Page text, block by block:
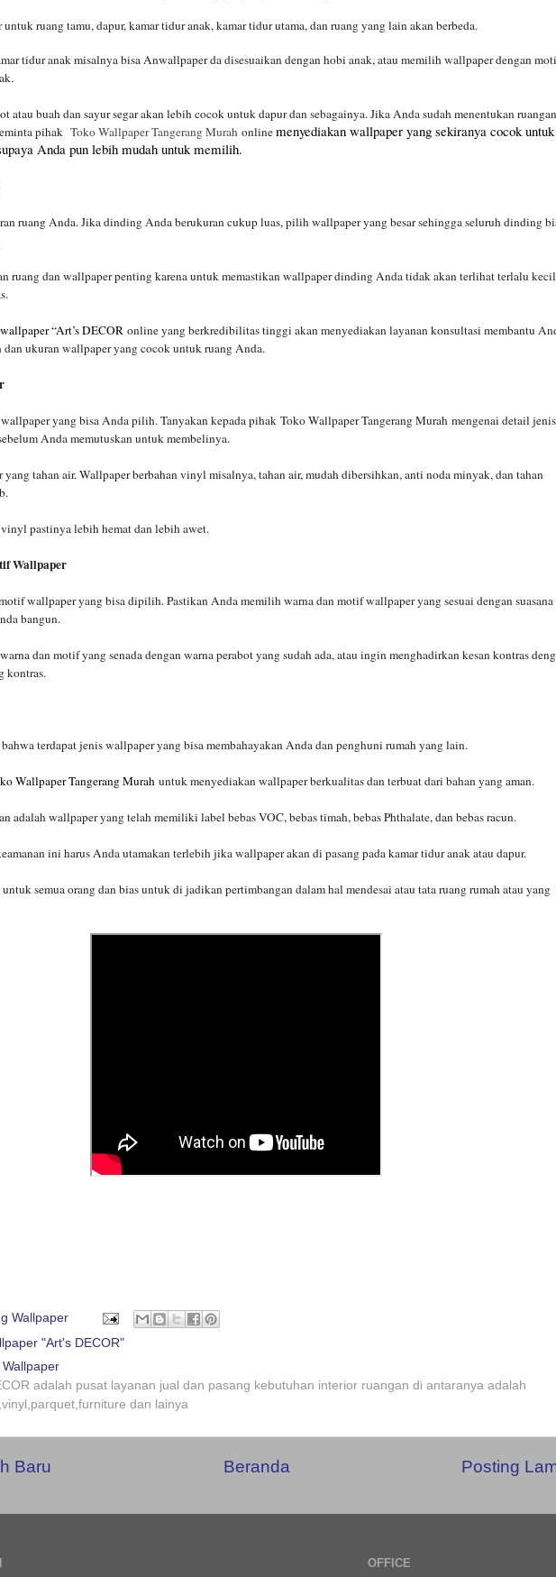
ruang tamu, dapur, kamar tidur anak, kamar tidur utama, dan ruang yang lain akan berbeda.
tidur anak misalnya bisa Anwallpaper da disesuaikan dengan hobi anak, atau memilih wallpaper dengan
atau buah dan sayur segar akan lebih cocok untuk dapur dan sebagainya. Jika Anda sudah menentukan ruangan
pihak Toko Wallpaper Tangerang Murah onlinemenyediakan wallpaper yang sekiranya cocok untuk
Anda pun lebih mudah untuk memilih.
ruang Anda. Jika dinding Anda berukuran cukup luas, pilih wallpaper yang besar sehingga seluruh dinding
ruang dan wallpaper penting karena untuk memastikan wallpaper dinding Anda tidak akan terlihat terlalu kecil
wallpaper“Art’s DECOR onlineyang berkredibilitas tinggi akan menyediakan layanan konsultasi membantu
ukuran wallpaper yang cocok untuk ruang Anda.
yang bisa Anda pilih. Tanyakan kepada pihak Toko Wallpaper Tangerang Murah mengenai detail jenis
Anda memutuskan untuk membelinya.
yang tahan air. Wallpaper berbahan vinyl misalnya, tahan air, mudah dibersihkan, anti noda minyak, dan tahan
pastinya lebih hemat dan lebih awet.
Wallpaper
wallpaper yang bisa dipilih. Pastikan Anda memilih warna dan motif wallpaper yang sesuai dengan suasana
bangun.
dan motif yang senada dengan warna perabot yang sudah ada, atau ingin menghadirkan kesan kontras
kontras.
terdapat jenis wallpaper yang bisa membahayakan Anda dan penghuni rumah yang lain.
Wallpaper Tangerang Murah untuk menyediakan wallpaper berkualitas dan terbuat dari bahan yang aman.
adalah wallpaper yang telah memiliki label bebas VOC, bebas timah, bebas Phthalate, dan bebas racun.
ini harus Anda utamakan terlebih jika wallpaper akan di pasang pada kamar tidur anak atau dapur.
untuk semua orang dan bias untuk di jadikan pertimbangan dalam hal mendesai atau tata ruang rumah atau yang
Wallpaper
"Art's DECOR"
Wallpaper
adalah pusat layanan jual dan pasang kebutuhan interior ruangan di antaranya adalah
dan lainya
Baru Posting
Beranda
OFFICE